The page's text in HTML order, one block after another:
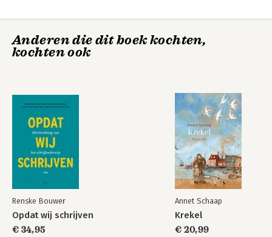
En ze leefden nog
Bekijk alle boeken
Anderen die dit boek kochten,
kochten ook
Renske Bouwer
Opdat wij schrijven
€ 34,95
Annet Schaap
Krekel
€ 20,99